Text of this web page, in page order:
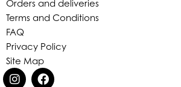
Orders and deliveries
Terms and Conditions
FAQ
Privacy Policy
Site Map